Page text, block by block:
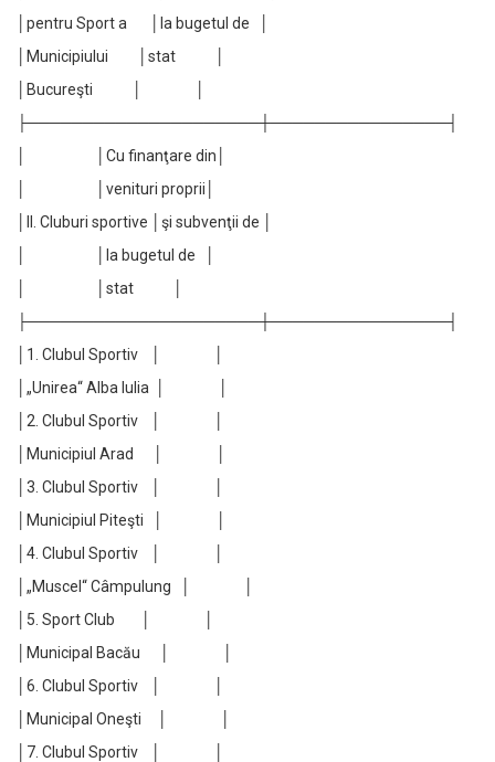
│pentru Sport a │la bugetul de │
│Municipiului │stat │
│Bucureşti │ │
├─────────────────────┼────────────────┤
│ │Cu finanţare din│
│ │venituri proprii│
│II. Cluburi sportive │şi subvenţii de │
│ │la bugetul de │
│ │stat │
├─────────────────────┼────────────────┤
│1. Clubul Sportiv │ │
│„Unirea“ Alba Iulia │ │
│2. Clubul Sportiv │ │
│Municipiul Arad │ │
│3. Clubul Sportiv │ │
│Municipiul Piteşti │ │
│4. Clubul Sportiv │ │
│„Muscel“ Câmpulung │ │
│5. Sport Club │ │
│Municipal Bacău │ │
│6. Clubul Sportiv │ │
│Municipal Oneşti │ │
│7. Clubul Sportiv │ │